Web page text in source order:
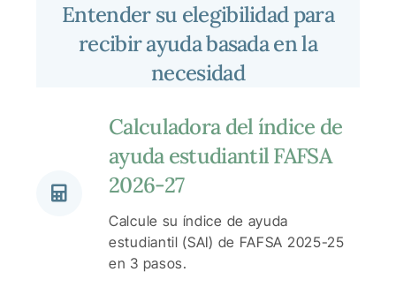
Entender su elegibilidad para
recibir ayuda basada en la
necesidad
Calculadora del índice de
ayuda estudiantil FAFSA
2026-27
Calcule su índice de ayuda
estudiantil (SAI) de FAFSA 2025-25
en 3 pasos.